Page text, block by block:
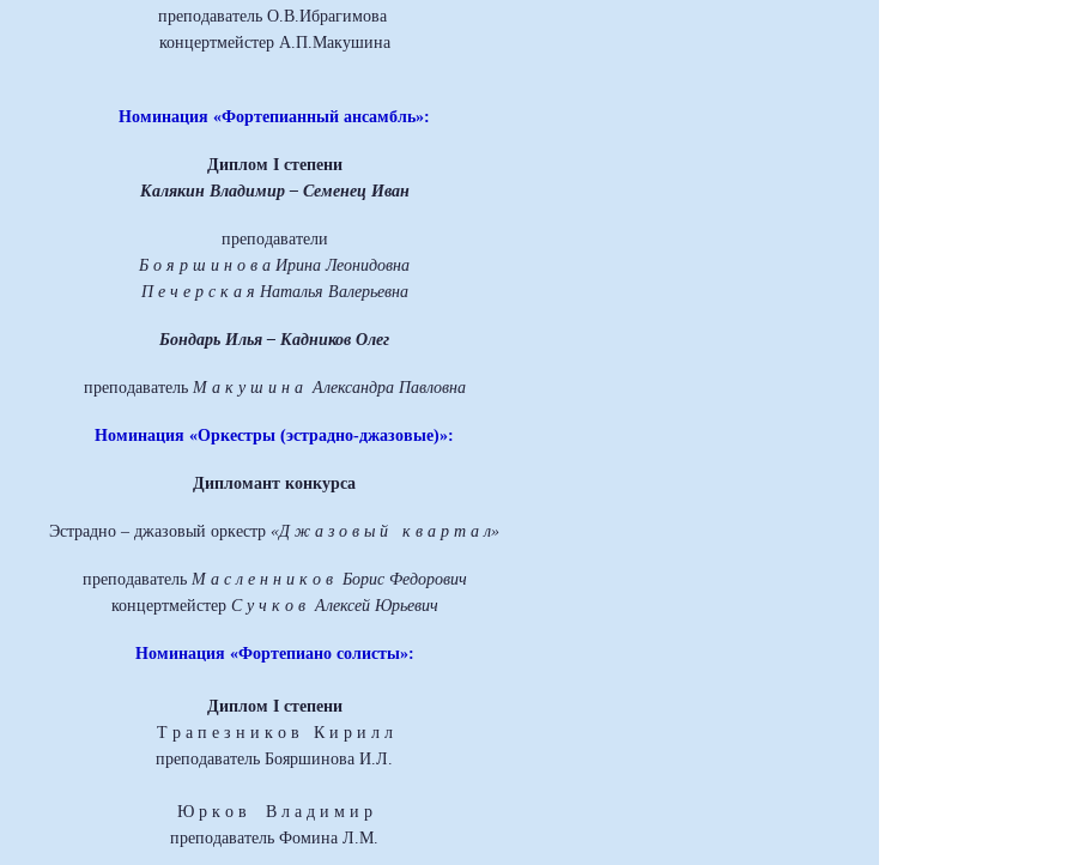
преподаватель О.В.Ибрагимова
концертмейстер А.П.Макушина
Номинация «Фортепианный ансамбль»:
Диплом Iстепени
Калякин Владимир – Семенец Иван
преподаватели
Б о я р ш и н о в а Ирина Леонидовна
П е ч е р с к а я Наталья Валерьевна
Бондарь Илья – Кадников Олег
преподаватель М а к у ш и н а Александра Павловна
Номинация «Оркестры (эстрадно-джазовые)»:
Дипломант конкурса
Эстрадно – джазовый оркестр «Д ж а з о в ы й к в а р т а л»
преподаватель М а с л е н н и к о в Борис Федорович
концертмейстер С у ч к о в Алексей Юрьевич
Номинация «Фортепиано солисты»:
Диплом I степени
Т р а п е з н и к о в К и р и л л
преподаватель Бояршинова И.Л.
Ю р к о в В л а д и м и р
преподаватель Фомина Л.М.